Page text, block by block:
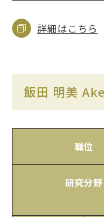
詳細はこちら
飯田 明美
職位
研究分野